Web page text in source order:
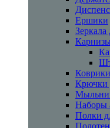
Ершики
Зеркала
Крючки
Наборы
Полки